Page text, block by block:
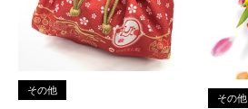
その他
その他